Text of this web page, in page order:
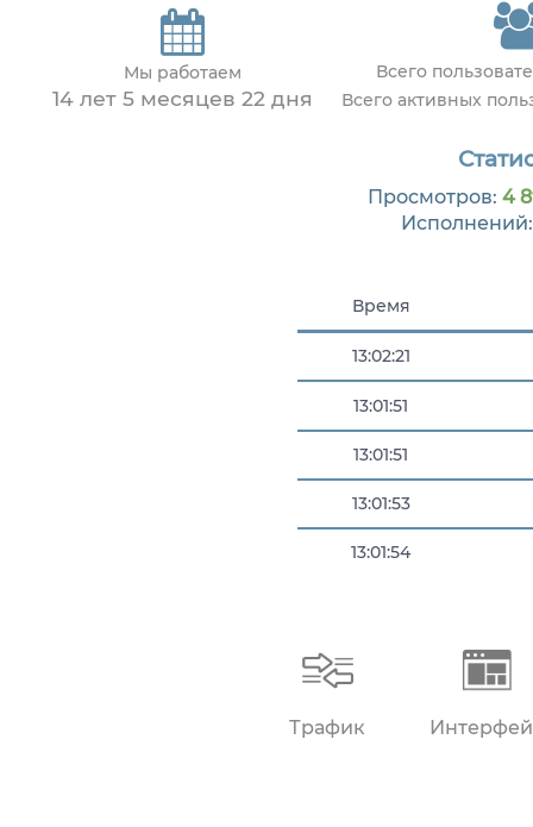
Мы работаем
14 лет 5 месяцев 22 дня
Всего
Всего активных
Просмотров: 4
Время
13:02:21
13:01:51
13:01:51
13:01:53
13:01:54
Трафик